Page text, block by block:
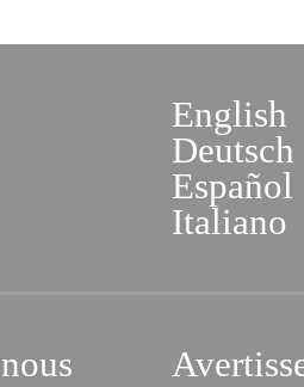
English
Deutsch
Español
Italiano